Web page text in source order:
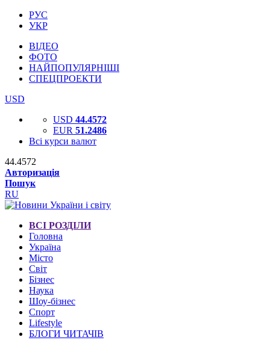
РУС
УКР
ВІДЕО
ФОТО
НАЙПОПУЛЯРНІШІ
СПЕЦПРОЕКТИ
USD
USD 44.4572
EUR 51.2486
Всі курси валют
44.4572
Авторизація
Пошук
RU
ВСІ РОЗДІЛИ
Головна
Україна
Місто
Світ
Бізнес
Наука
Шоу-бізнес
Спорт
Lifestyle
БЛОГИ ЧИТАЧІВ